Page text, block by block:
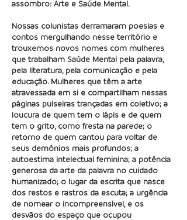
assombro: Arte e Saúde Mental.
Nossas colunistas derramaram poesias e
contos mergulhando nesse território e
trouxemos novos nomes com mulheres
que trabalham Saúde Mental pela palavra,
pela literatura, pela comunicação e pela
educação. Mulheres que têm a arte
atravessada em si e compartilham nessas
páginas pulseiras trançadas em coletivo; a
loucura de quem tem o lápis e de quem
tem o grito, como fresta na parede; o
retorno de quem cantou para voltar de
seus demônios mais profundos; a
autoestima intelectual feminina; a potência
generosa da arte da palavra no cuidado
humanizado; o lugar da escrita que nasce
dos restos e rastros da escuta; a urgência
de nomear o incompreensível, e os
desvãos do espaço que ocupou